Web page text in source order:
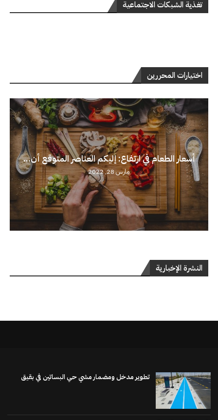
تغذية الشبكات الاجتماعية
اختيارات المحررين
أسعار الطعام في ارتفاع: إليكم العناصر المتوقع أن...
مارس 28, 2022
النشرة الإخبارية
تطوير مدخل ومضمار مشي حي البساتين في بقيق